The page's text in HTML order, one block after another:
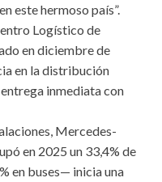
este hermoso país”.
Logístico de
en diciembre de
en la distribución
inmediata con
Mercedes-
en 2025 un 33,4% de
en buses— inicia una